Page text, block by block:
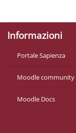
Informazioni
Portale Sapienza
Moodle community
Moodle Docs